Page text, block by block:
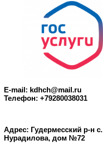
E-mail: kdhch@mail.ru
Телефон: +79280038031
Адрес: Гудермесский р-н
Нурадилова, дом №72